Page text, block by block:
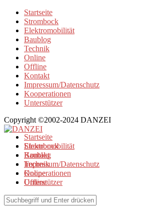
Startseite
Strombock
Elektromobilität
Baublog
Technik
Online
Offline
Kontakt
Impressum/Datenschutz
Kooperationen
Unterstützer
Copyright ©2002-2024 DANZEI
Startseite
Strombock
Kontakt
Impressum/Datenschutz
Kooperationen
Unterstützer
Elektromobilität
Baublog
Technik
Online
Offline
Elektromobilität/Offline